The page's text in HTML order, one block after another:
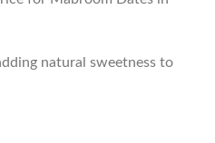
natural sweetness to